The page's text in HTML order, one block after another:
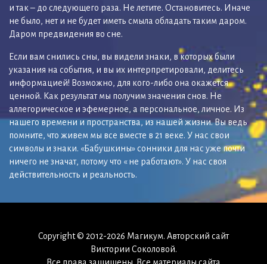
и так – до следующего раза. Не летите. Остановитесь. Иначе
не было, нет и не будет иметь смыла обладать таким даром.
Даром предвидения во сне.
Если вам снились сны, вы видели знаки, в которых были
указания на события, и вы их интерпретировали, делитесь
информацией! Возможно, для кого-либо она окажется
ценной. Как результат мы получим значения снов. Не
аллегорическое и эфемерное, а персональное, личное. Из
нашего времени и пространства, из нашей жизни. Вы ведь
помните, что живем мы все вместе в 21 веке. У нас свои
символы и знаки. «Бабушкины» сонники для нас уже почти
ничего не значат, потому что « не работают». У нас своя
действительность и реальность.
Copyright © 2012-2026 Магикум. Авторский сайт
Виктории Соколовой.
Все права защищены. Все материалы сайта